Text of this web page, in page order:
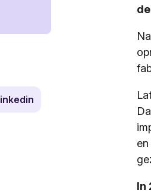
linkedin
In